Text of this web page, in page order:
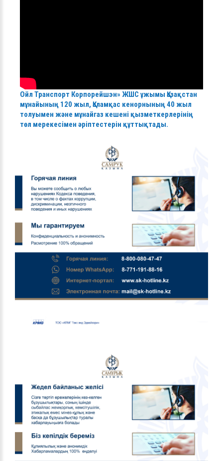
Ойл Транспорт Корпорейшэн» ЖШС ұжымы Қазақстан
мұнайының 120 жыл, Қаламқас кенорнының 40 жыл
толуымен және мұнайгаз кешені қызметкерлерінің
төл мерекесімен әріптестерін құттықтады.